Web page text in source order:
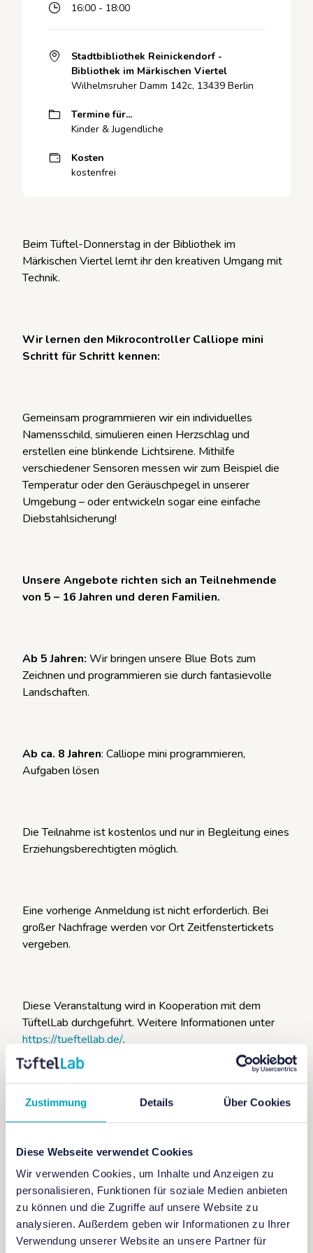
Zustimmung Details Über Cookies
Diese Webseite verwendet Cookies
Wir verwenden Cookies, um Inhalte und Anzeigen zu
personalisieren, Funktionen für soziale Medien anbieten
zu können und die Zugriffe auf unsere Website zu
analysieren. Außerdem geben wir Informationen zu Ihrer
Verwendung unserer Website an unsere Partner für
16:00 - 18:00
Stadtbibliothek Reinickendorf -
Bibliothek im Märkischen Viertel
Wilhelmsruher Damm 142c, 13439 Berlin
Termine für...
Kinder & Jugendliche
Kosten
kostenfrei
Beim Tüftel-Donnerstag in der Bibliothek im
Märkischen Viertel lernt ihr den kreativen Umgang mit
Technik.
Wir lernen den Mikrocontroller Calliope mini
Schritt für Schritt kennen:
Gemeinsam programmieren wir ein individuelles
Namensschild, simulieren einen Herzschlag und
erstellen eine blinkende Lichtsirene. Mithilfe
verschiedener Sensoren messen wir zum Beispiel die
Temperatur oder den Geräuschpegel in unserer
Umgebung – oder entwickeln sogar eine einfache
Diebstahlsicherung!
Unsere Angebote richten sich an Teilnehmende
von 5 – 16 Jahren und deren Familien.
Ab 5 Jahren: Wir bringen unsere Blue Bots zum
Zeichnen und programmieren sie durch fantasievolle
Landschaften.
Ab ca. 8 Jahren: Calliope mini programmieren,
Aufgaben lösen
Die Teilnahme ist kostenlos und nur in Begleitung eines
Erziehungsberechtigten möglich.
Eine vorherige Anmeldung ist nicht erforderlich. Bei
großer Nachfrage werden vor Ort Zeitfenstertickets
vergeben.
Diese Veranstaltung wird in Kooperation mit dem
TüftelLab durchgeführt. Weitere Informationen unter
https://tueftellab.de/.
+ Zu Google Kalender hinzufügen
+ iCal / Outlook exportieren